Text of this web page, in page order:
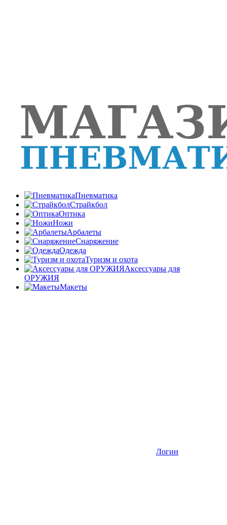
Пневматика
Страйкбол
Оптика
Ножи
Арбалеты
Снаряжение
Одежда
Туризм и охота
Аксессуары для
ОРУЖИЯ
Макеты
Логин